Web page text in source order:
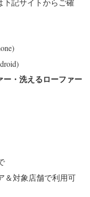
下記サイトからご確
ー・洗えるローファー
＆対象店舗で利用可